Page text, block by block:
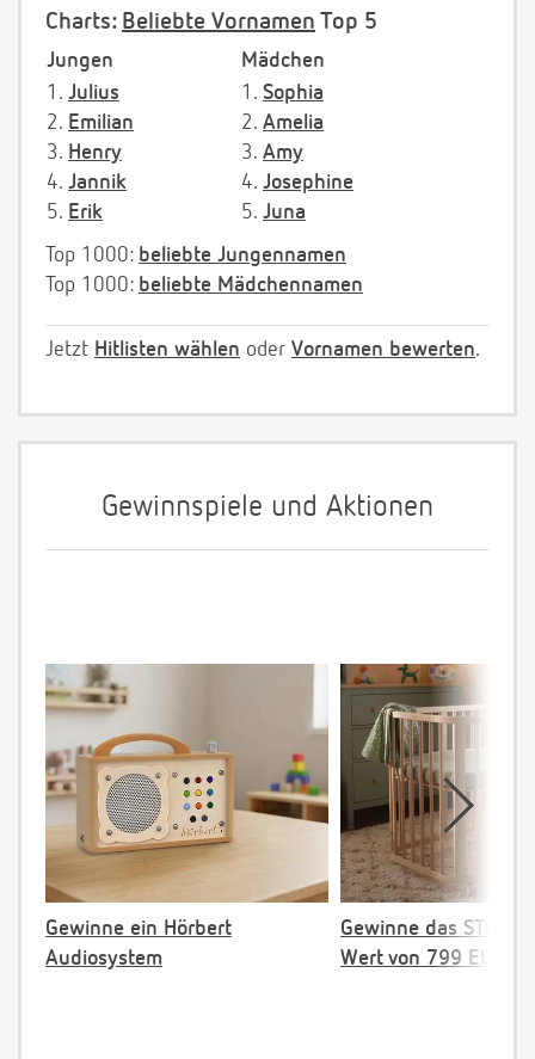
Charts: Beliebte Vornamen Top 5
Jungen
Mädchen
1. Julius
2. Emilian
3. Henry
4. Jannik
5. Erik
1. Sophia
2. Amelia
3. Amy
4. Josephine
5. Juna
Top 1000: beliebte Jungennamen
Top 1000: beliebte Mädchennamen
Jetzt Hitlisten wählen oder Vornamen bewerten.
Gewinnspiele und Aktionen
Gewinne ein Hörbert
Audiosystem
Gewinne das
Wert von 799 EUR